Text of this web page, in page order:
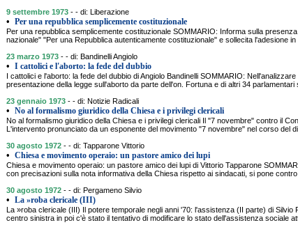
9 settembre 1973 - - di: Liberazione
• Per una repubblica semplicemente costituzionale
Per una repubblica semplicemente costituzionale SOMMARIO: Informa sulla
nazionale" "Per una Repubblica autenticamente costituzionale" e sollecita l'adesione
23 marzo 1973 - - di: Bandinelli Angiolo
• I cattolici e l'aborto: la fede del dubbio
I cattolici e l'aborto: la fede del dubbio di Angiolo Bandinelli SOMMARIO:
presentazione della legge sull'aborto da parte dell'on. Fortuna e di altri 34 parlamentari
23 gennaio 1973 - - di: Notizie Radicali
• No al formalismo giuridico della Chiesa e i privilegi clericali
No al formalismo giuridico della Chiesa e i privilegi clericali Il "7 novembre" contro il
L'intervento pronunciato da un esponente del movimento "7 novembre" nel corso del
30 agosto 1972 - - di: Tapparone Vittorio
• Chiesa e movimento operaio: un pastore amico dei lupi
Chiesa e movimento operaio: un pastore amico dei lupi di Vittorio Tapparone
con precisazioni sulla nota informativa della Chiesa rispetto ai sindacati, si pone
30 agosto 1972 - - di: Pergameno Silvio
• La »roba clericale (III)
La »roba clericale (III) Il potere temporale negli anni '70: l'assistenza (II parte) di Silvio
centro sinistra in poi c'è stato il tentativo di modificare lo stato dell'assistenza sociale